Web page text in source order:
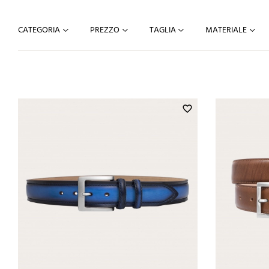
CATEGORIA PREZZO TAGLIA MATERIALE
favorite_border